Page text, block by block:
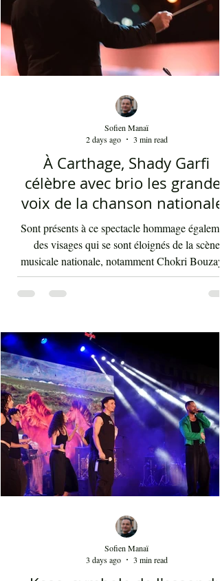
d'orch
À Carthage, Shady Garfi
célèbre avec brio les grandes
voix de la chanson nationale
Par Sofien Manaï
Sont présents à ce spectacle hommage
musicale nationale, notamment Chokri
nouveau sur scène. Par la suite, c'était autour
d'Asma Ben Ahmed, une voix à la fois
et subliminale. À côté de celle-ci vient Ahmed
Rebaï, un élégant chanteur, présent maintenant
dans l'univers du chant national depuis au
cinq ans. Sans oublier la soprano Nesrine
Mahbouli e
Sofien Manaï
2 days ago
3 min read